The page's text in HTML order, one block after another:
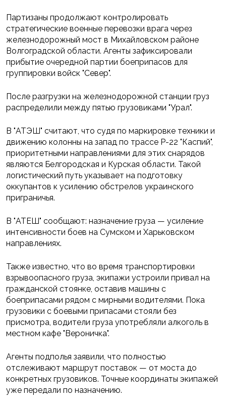
Партизаны продолжают контролировать
стратегические военные перевозки врага через
железнодорожный мост в Михайловском районе
Волгоградской области. Агенты зафиксировали
прибытие очередной партии боеприпасов для
группировки войск "Север".
После разгрузки на железнодорожной станции груз
распределили между пятью грузовиками "Урал".
В "АТЭШ" считают, что судя по маркировке техники и
движению колонны на запад по трассе Р-22 "Каспий",
приоритетными направлениями для этих снарядов
являются Белгородская и Курская области. Такой
логистический путь указывает на подготовку
оккупантов к усилению обстрелов украинского
приграничья.
В "АТЕШ" сообщают: назначение груза — усиление
интенсивности боев на Сумском и Харьковском
направлениях.
Также известно, что во время транспортировки
взрывоопасного груза, экипажи устроили привал на
гражданской стоянке, оставив машины с
боеприпасами рядом с мирными водителями. Пока
грузовики с боевыми припасами стояли без
присмотра, водители груза употребляли алкоголь в
местном кафе "Вероничка".
Агенты подполья заявили, что полностью
отслеживают маршрут поставок — от моста до
конкретных грузовиков. Точные координаты экипажей
уже передали по назначению.